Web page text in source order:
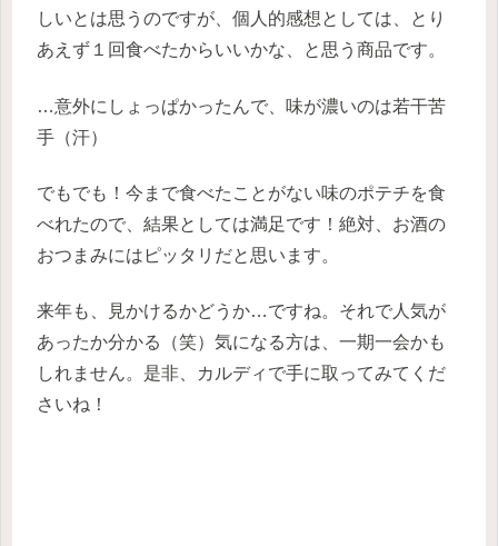
しいとは思うのですが、個人的感想としては、とり
あえず１回食べたからいいかな、と思う商品です。
…意外にしょっぱかったんで、味が濃いのは若干苦
手（汗）
でもでも！今まで食べたことがない味のポテチを食
べれたので、結果としては満足です！絶対、お酒の
おつまみにはピッタリだと思います。
来年も、見かけるかどうか…ですね。それで人気が
あったか分かる（笑）気になる方は、一期一会かも
しれません。是非、カルディで手に取ってみてくだ
さいね！